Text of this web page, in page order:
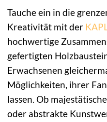
Tauche ein in die
Kreativität mit der
hochwertige
gefertigten
Erwachsenen
Möglichkeiten, ihrer
lassen. Ob
oder abstrakte